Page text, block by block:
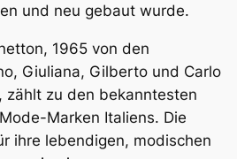
und neu gebaut wurde.
1965 von den
Giuliana, Gilberto und Carlo
zählt zu den bekanntesten
Marken Italiens. Die
ihre lebendigen, modischen